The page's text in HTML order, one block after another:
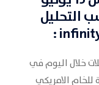
التحليل
:
خلال اليوم في
للخام الامريكي